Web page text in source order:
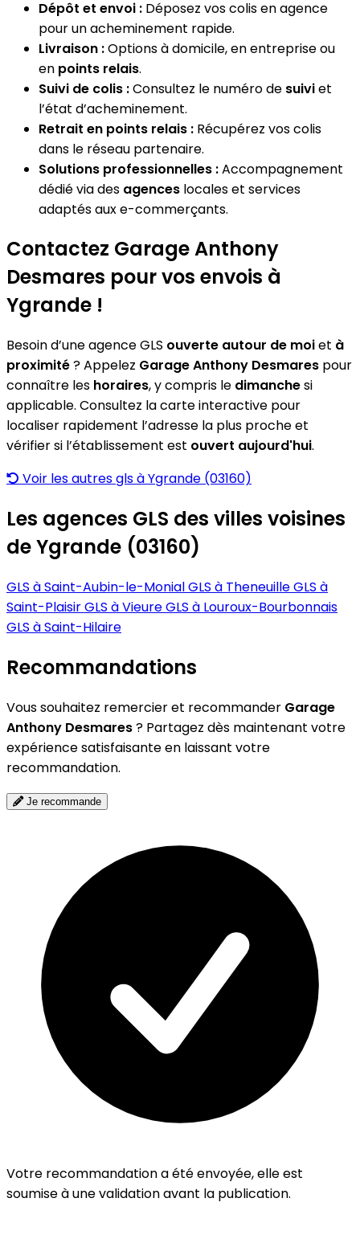
Dépôt et envoi : Déposez vos colis en agence
pour un acheminement rapide.
Livraison :Options à domicile, en entreprise ou
en points relais.
Suivi de colis :Consultez le numéro de suiviet
l’état d’acheminement.
Retrait en points relais : Récupérez vos colis
dans le réseau partenaire.
Solutions professionnelles :Accompagnement
dédié via des agences locales et services
adaptés aux e-commerçants.
Contactez Garage Anthony
Desmares pour vos envois à
Ygrande !
Besoin d’une agence GLS ouverte autour de moiet à
proximité? Appelez Garage Anthony Desmares pour
connaître les horaires, y compris le dimanchesi
applicable. Consultez la carte interactive pour
localiser rapidement l’adresse la plus proche et
vérifier si l’établissement est ouvert aujourd'hui.
Voir les autres gls à Ygrande (03160)
Les agences GLS des villes voisines
de Ygrande (03160)
GLS à Saint-Aubin-le-MonialGLS à TheneuilleGLS à
Saint-PlaisirGLS à VieureGLS à Louroux-Bourbonnais
GLS à Saint-Hilaire
Recommandations
Vous souhaitez remercier et recommander Garage
Anthony Desmares? Partagez dès maintenant votre
expérience satisfaisante en laissant votre
recommandation.
Je recommande
Votre recommandation a été envoyée, elle est
soumise à une validation avant la publication.